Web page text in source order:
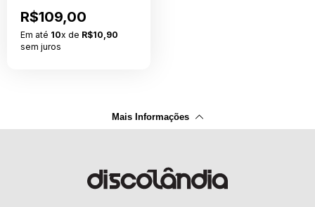
R$109,00
Em até 10x de R$10,90
sem juros
Mais Informações